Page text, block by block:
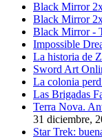
Black Mirror
Black Mirror
Black Mirror -
Impossible
La historia de
Sword Art
La colonia
Las Brigadas
Terra Nova.
31 diciembre,
Star Trek: